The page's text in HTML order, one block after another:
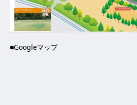
■Googleマップ